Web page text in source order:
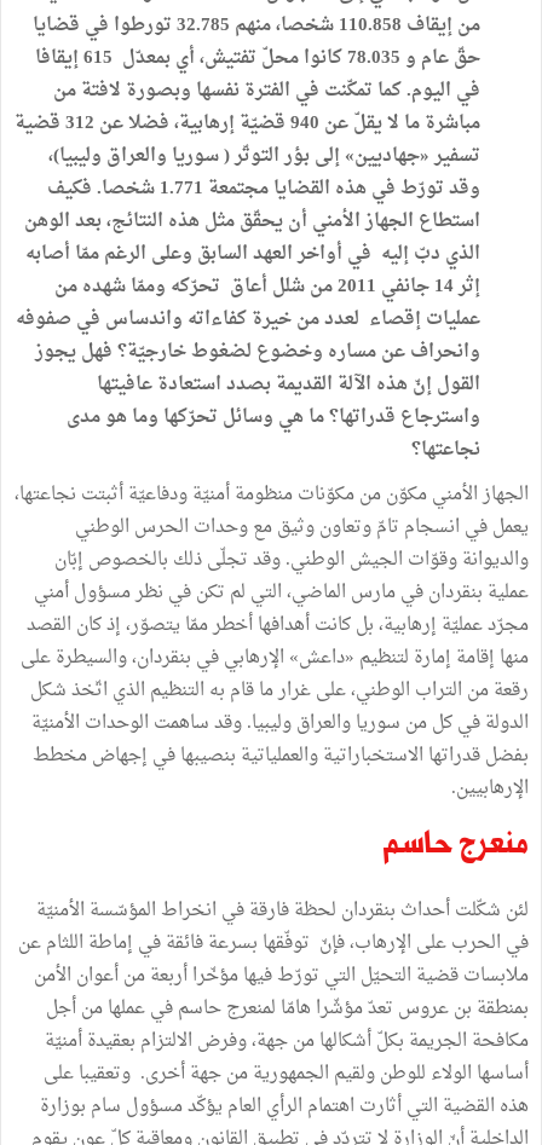
منإيقاف 110.858 شخصا،منهم 32.785 تورطوا في قضايا
حقّعام و 78.035 كانوامحلّ تفتيش،أي بمعدّل 615إيقافا
في اليوم.كما تمكّنت في الفترة نفسها وبصورة لافتةمن
مباشرةما لايقلّعن 940قضيّةإرهابية،فضلاعن 312قضية
تسفير«جهاديين»إلى بؤرالتوتّر(سوريا والعراق وليبيا)،
وقدتورّطفي هذه القضايامجتمعة 1.771 شخصا.فكيف
استطاع الجهازالأمني أنيحقّقمثل هذه النتائج،بعدالوهن
الذي دبّإليه في أواخرالعهدالسابق وعلى الرغمممّا أصابه
إثر14جانفي 2011منشلل أعاق تحرّكه وممّاشهدهمن
عملياتإقصاء لعددمنخيرةكفاءاته واندساس في صفوفه
وانحرافعنمساره وخضوع لضغوطخارجيّة؟فهليجوز
القولإنّ هذه الآلة القديمة بصدداستعادةعافيتها
واسترجاع قدراتها؟ما هي وسائل تحرّكها وما هومدى
نجاعتها؟
الجهازالأمنيمكوّنمنمكوّناتمنظومةأمنيّةودفاعيّةأثبتت نجاعتها،
يعملفي انسجام تامّوتعاونوثيقمعوحدات الحرس الوطني
والديوانةوقوّات الجيش الوطني.وقدتجلّىذلك بالخصوص إبّان
عملية بنقردانفيمارس الماضي،التي لم تكنفي نظرمسؤولأمني
مجرّدعمليّة إرهابية،بلكانتأهدافهاأخطرممّا يتصوّر،إذكان القصد
منها إقامة إمارة لتنظيم «داعش» الإرهابيفي بنقردان،والسيطرةعلى
رقعةمن التراب الوطني،علىغرارماقام به التنظيم الذي اتّخذشكل
الدولةفيكلمن سورياوالعراقوليبيا.وقدساهمت الوحدات الأمنيّة
بفضلقدراتها الاستخباراتيةوالعملياتية بنصيبهافي إجهاضمخطط
الإرهابيين.
منعرج حاسم
لئن شكّلتأحداث بنقردان لحظةفارقةفي انخراط المؤسّسة الأمنيّة
في الحربعلى الإرهاب،فإنّ توفّقها بسرعةفائقةفي إماطة اللثامعن
ملابساتقضية التحيّل التي تورّطفيهامؤخّراأربعةمنأعوان الأمن
بمنطقة بنعروس تعدّمؤشّرا هامّا لمنعرجحاسمفيعملهامنأجل
مكافحة الجريمة بكلّأشكالهامنجهة،وفرض الالتزام بعقيدةأمنيّة
أساسها الولاء للوطنولقيم الجمهوريةمنجهةأخرى. وتعقيباعلى
هذه القضية التيأثارت اهتمام الرأي العام يؤكّدمسؤول سام بوزارة